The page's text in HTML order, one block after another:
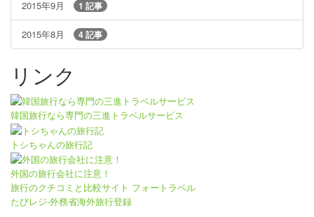
2015年9月 1 記事
2015年8月 4 記事
リンク
韓国旅行なら専門の三進トラベルサービス
トシちゃんの旅行記
外国の旅行会社に注意！
旅行のクチコミと比較サイト フォートラベル
たびレジ-外務省海外旅行登録